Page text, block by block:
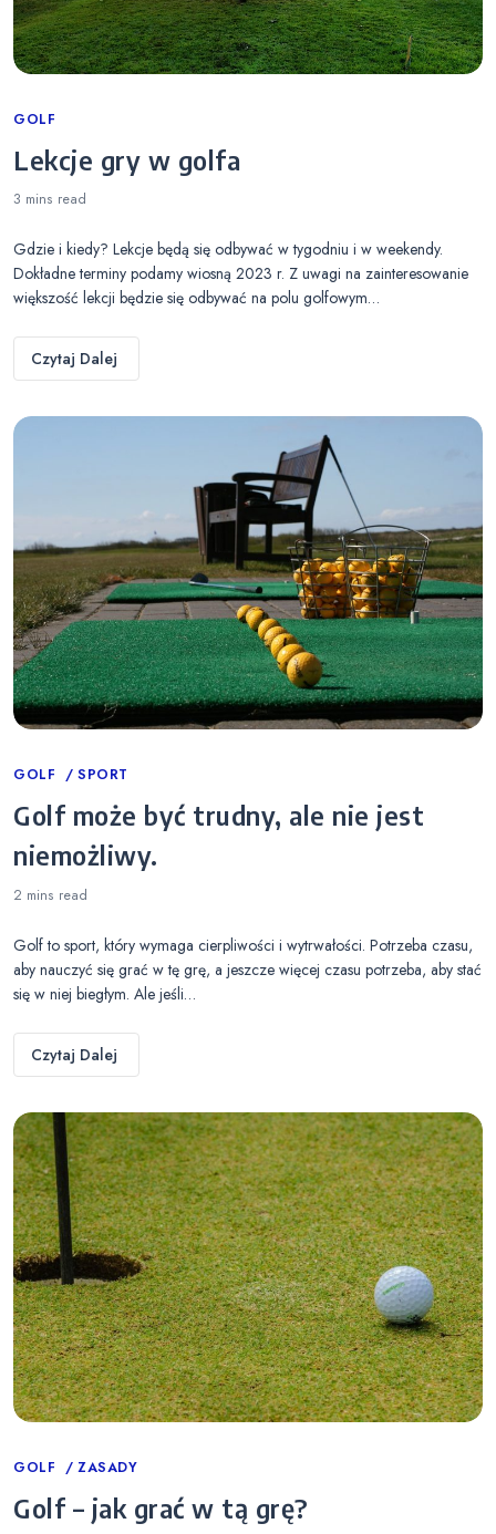
Categories
GOLF
Lekcje gry w golfa
3 mins read
Gdzie i kiedy? Lekcje będą się odbywać w tygodniu i w weekendy.
Dokładne terminy podamy wiosną 2023 r. Z uwagi na zainteresowanie
większość lekcji będzie się odbywać na polu golfowym…
Czytaj Dalej
Categories
GOLF SPORT
Golf może być trudny, ale nie jest
niemożliwy.
2 mins read
Golf to sport, który wymaga cierpliwości i wytrwałości. Potrzeba czasu,
aby nauczyć się grać w tę grę, a jeszcze więcej czasu potrzeba, aby stać
się w niej biegłym. Ale jeśli…
Czytaj Dalej
Categories
GOLF ZASADY
Golf – jak grać w tą grę?